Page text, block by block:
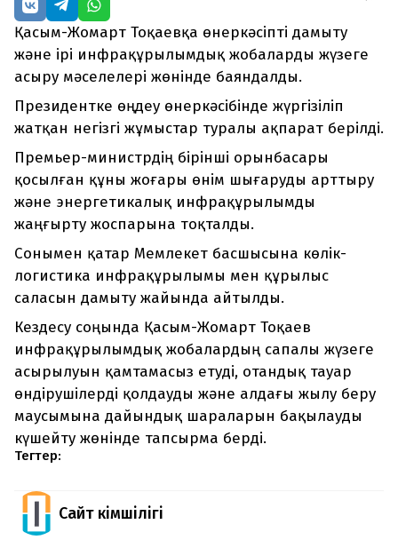
Қасым-Жомарт Тоқаевқа өнеркәсіпті дамыту
және ірі инфрақұрылымдық жобаларды жүзеге
асыру мәселелері жөнінде баяндалды.
Президентке өңдеу өнеркәсібінде жүргізіліп
жатқан негізгі жұмыстар туралы ақпарат берілді.
Премьер-министрдің бірінші орынбасары
қосылған құны жоғары өнім шығаруды арттыру
және энергетикалық инфрақұрылымды
жаңғырту жоспарына тоқталды.
Сонымен қатар Мемлекет басшысына көлік-
логистика инфрақұрылымы мен құрылыс
саласын дамыту жайында айтылды.
Кездесу соңында Қасым-Жомарт Тоқаев
инфрақұрылымдық жобалардың сапалы жүзеге
асырылуын қамтамасыз етуді, отандық тауар
өндірушілерді қолдауды және алдағы жылу беру
маусымына дайындық шараларын бақылауды
күшейту жөнінде тапсырма берді.
Тегтер:
Сайт Әкімшілігі